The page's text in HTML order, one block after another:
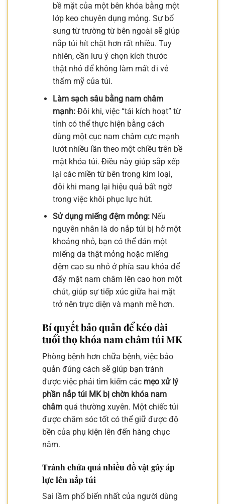
bề mặt của một bên khóa bằng một
lớp keo chuyên dụng mỏng. Sự bổ
sung từ trường từ bên ngoài sẽ giúp
nắp túi hít chặt hơn rất nhiều. Tuy
nhiên, cần lưu ý chọn kích thước
thật nhỏ để không làm mất đi vẻ
thẩm mỹ của túi.
Làm sạch sâu bằng nam châm
mạnh:Đôi khi, việc “tái kích hoạt” từ
tính có thể thực hiện bằng cách
dùng một cục nam châm cực mạnh
lướt nhiều lần theo một chiều trên bề
mặt khóa túi. Điều này giúp sắp xếp
lại các miền từ bên trong kim loại,
đôi khi mang lại hiệu quả bất ngờ
trong việc khôi phục lực hút.
Sử dụng miếng đệm mỏng:Nếu
nguyên nhân là do nắp túi bị hở một
khoảng nhỏ, bạn có thể dán một
miếng da thật mỏng hoặc miếng
đệm cao su nhỏ ở phía sau khóa để
đẩy mặt nam châm lên cao hơn một
chút, giúp sự tiếp xúc giữa hai mặt
trở nên trực diện và mạnh mẽ hơn.
Bí quyết bảo quản để kéo dài
tuổi thọ khóa nam châm túi MK
Phòng bệnh hơn chữa bệnh, việc bảo
quản đúng cách sẽ giúp bạn tránh
được việc phải tìm kiếm các mẹo xử lý
phần nắp túi MK bị chờn khóa nam
châm quá thường xuyên. Một chiếc túi
được chăm sóc tốt có thể giữ được độ
bền của phụ kiện lên đến hàng chục
năm.
Tránh chứa quá nhiều đồ vật gây áp
lực lên nắp túi
Sai lầm phổ biến nhất của người dùng